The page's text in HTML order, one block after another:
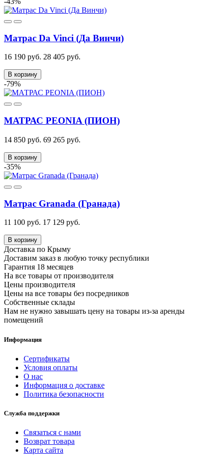
Матрас Da Vinci (Да Винчи)
16 190 руб. 28 405 руб.
В корзину
-79%
МАТРАС PEONIA (ПИОН)
14 850 руб. 69 265 руб.
В корзину
-35%
Матрас Granada (Гранада)
11 100 руб. 17 129 руб.
В корзину
Доставка по Крыму
Доставим заказ в любую точку республики
Гарантия 18 месяцев
На все товары от производителя
Цены производителя
Цены на все товары без посредников
Собственные склады
Нам не нужно завышать цену на товары из-за аренды
помещений
Информация
Сертификаты
Условия оплаты
О нас
Информация о доставке
Политика безопасности
Служба поддержки
Связаться с нами
Возврат товара
Карта сайта